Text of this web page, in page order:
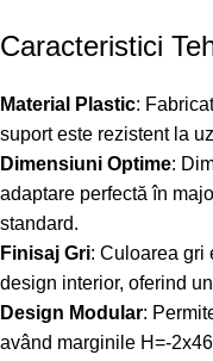
Caracteristici
Material Plastic:
suport este rezistent la
Dimensiuni Optime:
adaptare perfectă în
standard.
Finisaj Gri: Culoarea gri
design interior, oferind
Design Modular:
având marginile H=-